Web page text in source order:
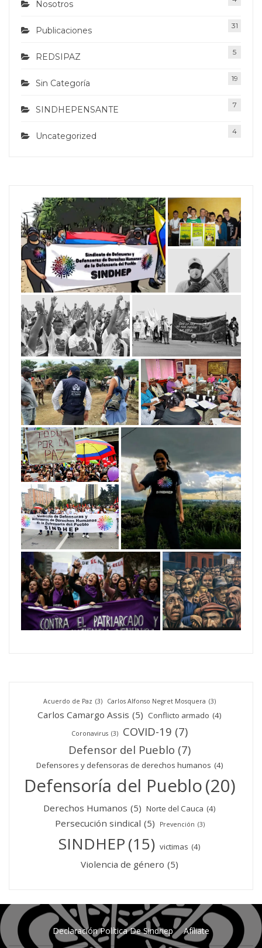
Nosotros
Publicaciones 31
REDSIPAZ 5
Sin Categoría 19
SINDHEPENSANTE 7
Uncategorized 4
Acuerdo de Paz (3) Carlos Alfonso Negret Mosquera (3)
Carlos Camargo Assis (5) Conflicto armado (4)
Coronavirus (3) COVID-19 (7)
Defensor del Pueblo (7)
Defensores y defensoras de derechos humanos (4)
Defensoría del Pueblo(20)
Derechos Humanos (5) Norte del Cauca (4)
Persecución sindical (5) Prevención (3)
SINDHEP(15) victimas (4)
Violencia de género (5)
Declaración Política De Sindhep Afíliate